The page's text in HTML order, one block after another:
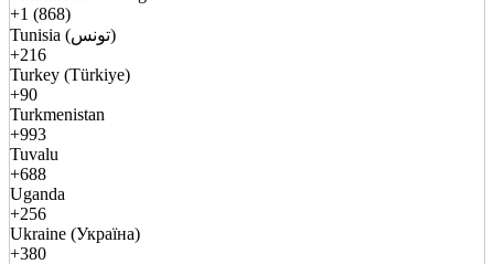
+1 (868)
Tunisia (تونس)
+216
Turkey (Türkiye)
+90
Turkmenistan
+993
Tuvalu
+688
Uganda
+256
Ukraine (Україна)
+380